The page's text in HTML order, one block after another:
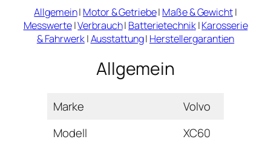
Allgemein| Motor & Getriebe| Maße & Gewicht|
Messwerte|Verbrauch| Batterietechnik|Karosserie
& Fahrwerk|Ausstattung| Herstellergarantien
Allgemein
Marke
Volvo
Modell
XC60